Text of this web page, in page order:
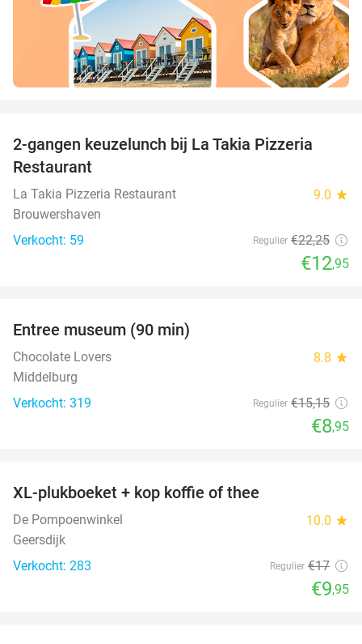
2-gangen keuzelunch bij La Takia Pizzeria
Restaurant
La Takia Pizzeria Restaurant 9.0 star
Brouwershaven
Verkocht: 59
Regulier €22,25
€12,95
Entree museum (90 min)
Chocolate Lovers 8.8 star
Middelburg
Verkocht: 319
Regulier €15,15
€8,95
XL-plukboeket + kop koffie of thee
De Pompoenwinkel 10.0 star
Geersdijk
Verkocht: 283
Regulier €17
€9,95